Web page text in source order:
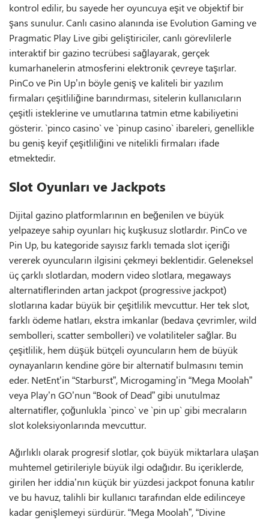
kontrol edilir, bu sayede her oyuncuya eşit ve objektif bir
şans sunulur. Canlı casino alanında ise Evolution Gaming ve
Pragmatic Play Live gibi geliştiriciler, canlı görevlilerle
interaktif bir gazino tecrübesi sağlayarak, gerçek
kumarhanelerin atmosferini elektronik çevreye taşırlar.
PinCo ve Pin Up’ın böyle geniş ve kaliteli bir yazılım
firmaları çeşitliliğine barındırması, sitelerin kullanıcıların
çeşitli isteklerine ve umutlarına tatmin etme kabiliyetini
gösterir. `pinco casino` ve `pinup casino` ibareleri, genellikle
bu geniş keyif çeşitliliğini ve nitelikli firmaları ifade
etmektedir.
Slot Oyunları ve Jackpots
Dijital gazino platformlarının en beğenilen ve büyük
yelpazeye sahip oyunları hiç kuşkusuz slotlardır. PinCo ve
Pin Up, bu kategoride sayısız farklı temada slot içeriği
vererek oyuncuların ilgisini çekmeyi beklentidir. Geleneksel
üç çarklı slotlardan, modern video slotlara, megaways
alternatiflerinden artan jackpot (progressive jackpot)
slotlarına kadar büyük bir çeşitlilik mevcuttur. Her tek slot,
farklı ödeme hatları, ekstra imkanlar (bedava çevrimler, wild
sembolleri, scatter sembolleri) ve volatiliteler sağlar. Bu
çeşitlilik, hem düşük bütçeli oyuncuların hem de büyük
oynayanların kendine göre bir alternatif bulmasını temin
eder. NetEnt’in “Starburst”, Microgaming’in “Mega Moolah”
veya Play’n GO’nun “Book of Dead” gibi unutulmaz
alternatifler, çoğunlukla `pinco` ve `pin up` gibi mecraların
slot koleksiyonlarında mevcuttur.
Ağırlıklı olarak progresif slotlar, çok büyük miktarlara ulaşan
muhtemel getirileriyle büyük ilgi odağıdır. Bu içeriklerde,
girilen her iddia’nın küçük bir yüzdesi jackpot fonuna katılır
ve bu havuz, talihli bir kullanıcı tarafından elde edilinceye
kadar genişlemeyi sürdürür. “Mega Moolah”, “Divine